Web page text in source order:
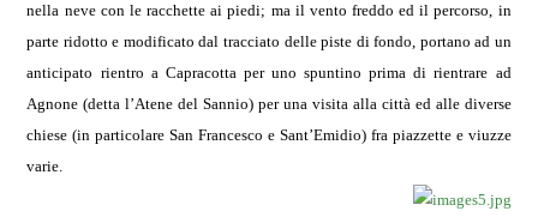
nella neve con le racchette ai piedi; ma il vento freddo ed il percorso, in
parte ridotto e modificato dal tracciato delle piste di fondo, portano ad un
anticipato rientro a Capracotta per uno spuntino prima di rientrare ad
Agnone (detta l’Atene del Sannio) per una visita alla città ed alle diverse
chiese (in particolare San Francesco e Sant’Emidio) fra piazzette e viuzze
varie.